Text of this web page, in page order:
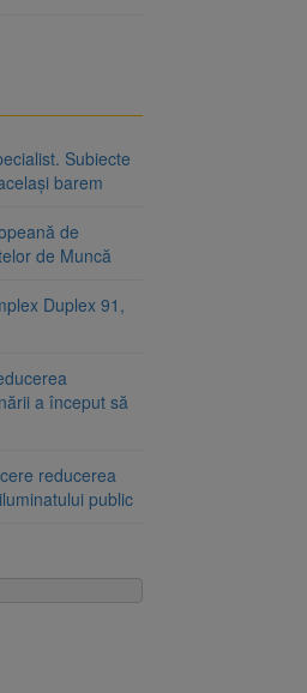
Subiecte
barem
de
de Muncă
Duplex 91,
a început să
reducerea
public